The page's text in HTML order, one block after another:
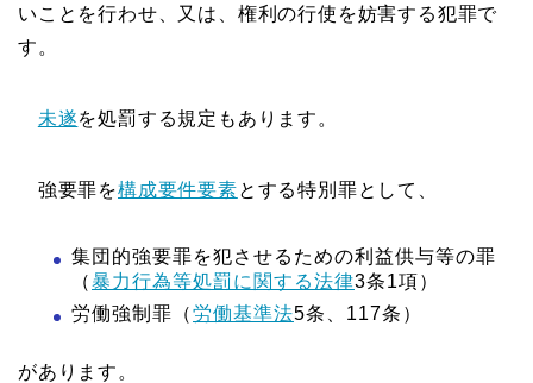
いことを行わせ、又は、権利の行使を妨害する犯罪で
す。
未遂を処罰する規定もあります。
強要罪を構成要件要素とする特別罪として、
集団的強要罪を犯させるための利益供与等の罪
（暴力行為等処罰に関する法律3条1項）
労働強制罪（労働基準法5条、117条）
があります。